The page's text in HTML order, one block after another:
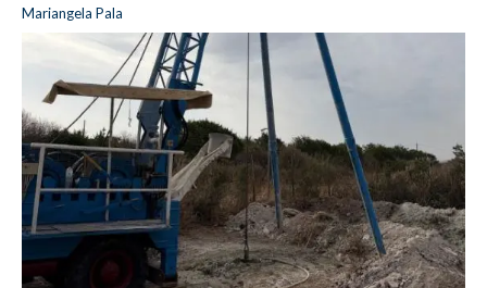
Mariangela Pala